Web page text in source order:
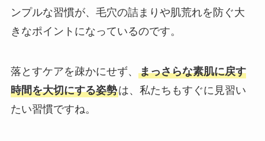
ンプルな習慣が、毛穴の詰まりや肌荒れを防ぐ大
きなポイントになっているのです。
落とすケアを疎かにせず、 まっさらな素肌に戻す
時間を大切にする姿勢は、私たちもすぐに見習い
たい習慣ですね。